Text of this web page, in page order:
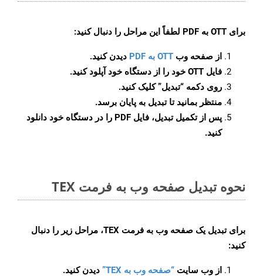
برای OTT به PDF لطفاً این مراحل را دنبال کنید:
از صفحه وب OTT به PDF
دیدن کنید.
فایل OTT خود را از دستگاه خود آپلود کنید.
روی دکمه “تبدیل”کلیک کنید.
منتظر بمانید تا تبدیل به پایان برسد.
پس از تکمیل تبدیل، فایل PDF را در دستگاه خود دانلود
کنید.
نحوه تبدیل صفحه وب به فرمت TEX
برای تبدیل یک صفحه وب به فرمت TEX، مراحل زیر را دنبال
کنید:
از وب سایت “صفحه وب به TEX”
دیدن کنید.